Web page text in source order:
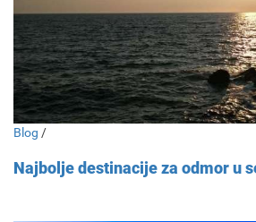
Blog /
Najbolje destinacije za odmor u